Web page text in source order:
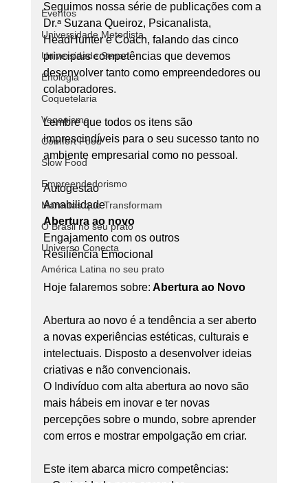
Eventos
Universidade Metodista
Universidade Senac
Enologia
Coquetelaria
Veganismo
Comfort Food
Slow Food
Empreendedorismo
Marmitas que Transformam
O Brasil no seu prato
Universo Conecta
América Latina no seu prato
Seguimos nossa série de publicações com a
Dr.ᵃ Suzana Queiroz, Psicanalista,
HeadHunter e Coach, falando das cinco
principais competências que devemos
desenvolver tanto como empreendedores ou
colaboradores.
Lembre que todos os itens são
imprescindíveis para o seu sucesso tanto no
ambiente empresarial como no pessoal.
Autogestão
Amabilidade
Abertura ao novo
Engajamento com os outros
Resiliência Emocional
Hoje falaremos sobre: Abertura ao Novo
Abertura ao novo é a tendência a ser aberto
a novas experiências estéticas, culturais e
intelectuais. Disposto a desenvolver ideias
criativas e não convencionais.
O Indivíduo com alta abertura ao novo são
mais hábeis em inovar e ter novas
percepções sobre o mundo, sobre aprender
com erros e mostrar empolgação em criar.
Este item abarca micro competências: